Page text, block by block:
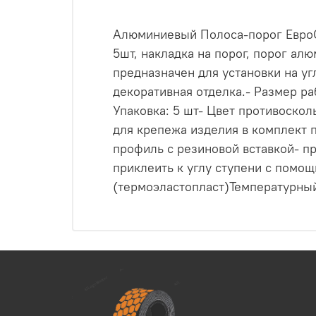
Алюминиевый Полоса-порог
5шт, накладка на порог, порог
предназначен для установки на
декоративная отделка.- Размер
Упаковка: 5 шт- Цвет
для крепежа изделия в комплект
профиль с резиновой вставкой-
приклеить к углу ступени с